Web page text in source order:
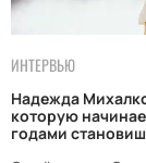
ИНТЕРВЬЮ
Надежда
которую
годами